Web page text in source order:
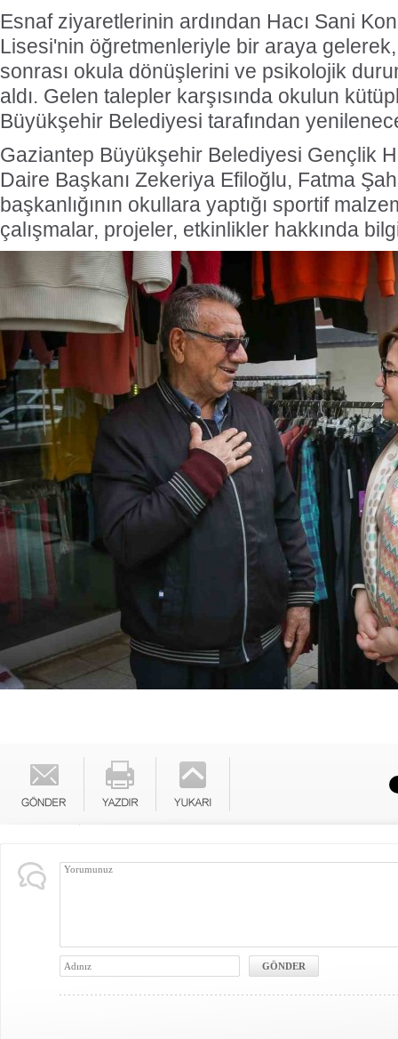
Esnaf ziyaretlerinin ardından Hacı Sani
Lisesi'nin öğretmenleriyle bir araya
sonrası okula dönüşlerini ve psikolojik
aldı. Gelen talepler karşısında okulun
Büyükşehir Belediyesi tarafından
Gaziantep Büyükşehir Belediyesi Gençlik
Daire Başkanı Zekeriya Efiloğlu, Fatma
başkanlığının okullara yaptığı sportif
çalışmalar, projeler, etkinlikler hakkında